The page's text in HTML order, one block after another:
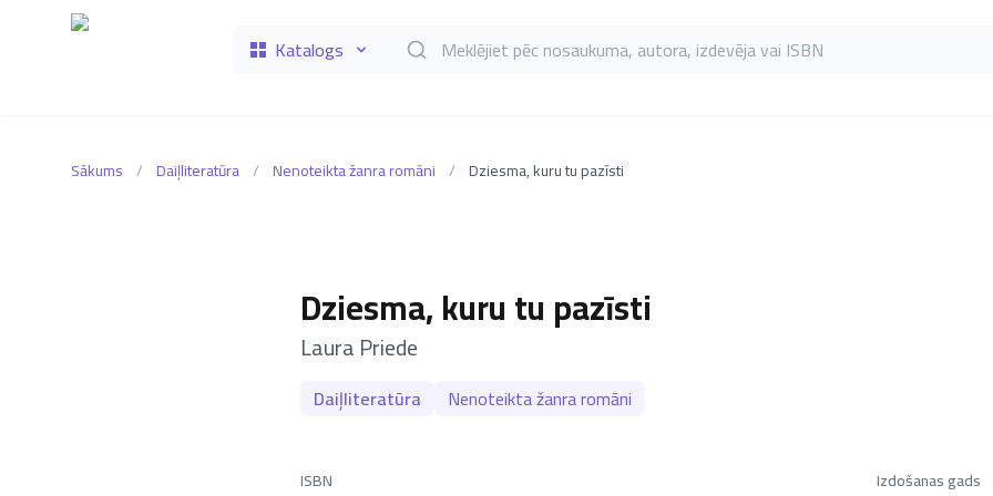
Katalogs Meklēt grāmatas pēc nosaukuma, autora, izdevēja vai ISBN
Sākums / Daiļliteratūra / Nenoteikta žanra romāni / Dziesma, kuru tu pazīsti
Dziesma, kuru tu pazīsti
–
Laura Priede
Daiļliteratūra Nenoteikta žanra romāni
ISBN Izdošanas gads